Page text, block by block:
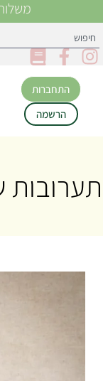
משלוח
התחברות
הרשמה
תערובות